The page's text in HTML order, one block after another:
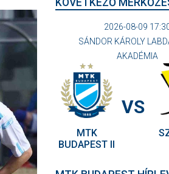
KÖVETKEZŐ
2026-08-09
SÁNDOR KÁROLY
AKADÉMIA
MTK
BUDAPEST II
VS